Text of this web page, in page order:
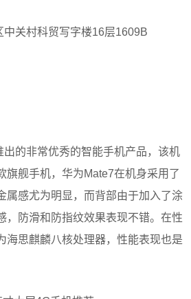
中关村科贸写字楼16层1609B
的非常优秀的智能手机产品，该机
旗舰手机，华为Mate7在机身采用了
属感尤为明显，而背部由于加入了涂
，防滑和防指纹效果表现不错。在性
海思麒麟八核处理器，性能表现也是